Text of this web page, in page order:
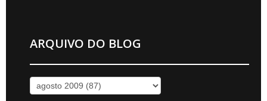
ARQUIVO DO BLOG